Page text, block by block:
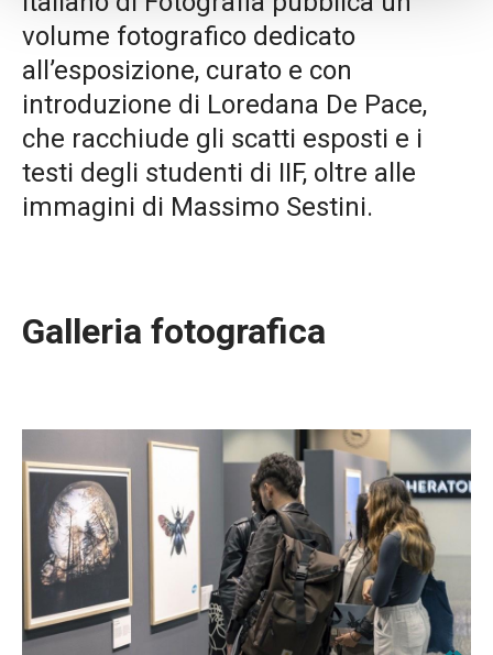
volume fotografico dedicato
all’esposizione, curato e con
introduzione di Loredana De Pace,
che racchiude gli scatti esposti e i
testi degli studenti di IIF, oltre alle
immagini di Massimo Sestini.
Galleria fotografica